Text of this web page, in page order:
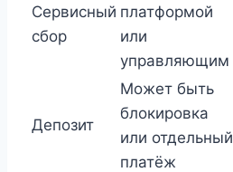
Сервисный
сбор
платформой
или
управляющим
Депозит
Может быть
блокировка
или отдельный
платёж